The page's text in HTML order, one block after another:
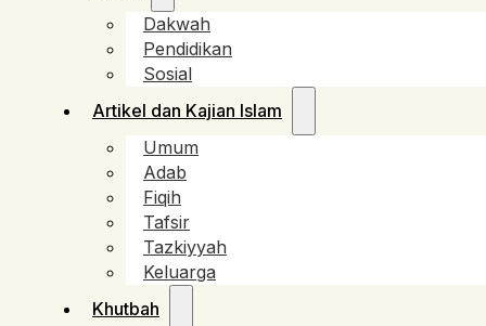
Dakwah
Pendidikan
Sosial
Artikel dan Kajian Islam
Umum
Adab
Fiqih
Tafsir
Tazkiyyah
Keluarga
Khutbah